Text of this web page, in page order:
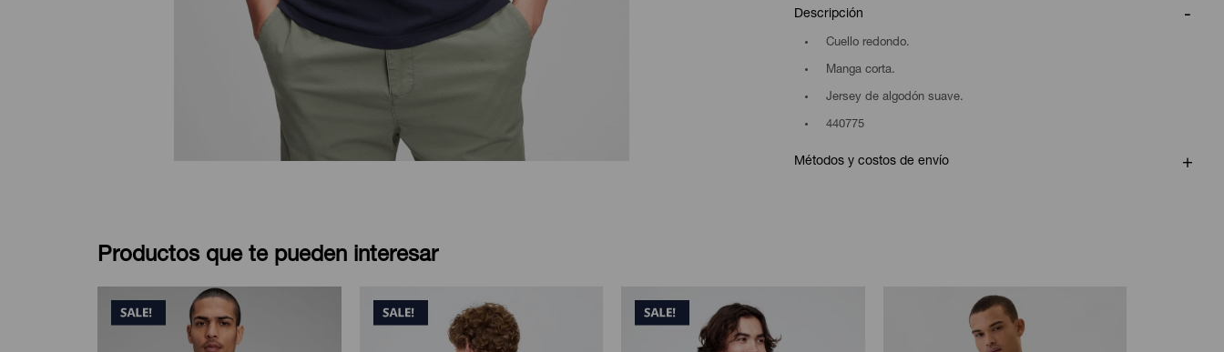
Descripción
Cuello redondo.
Manga corta.
Jersey de algodón suave.
440775
Métodos y costos de envío
Productos que te pueden interesar